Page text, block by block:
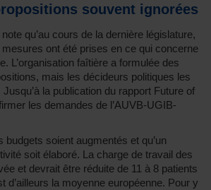
souvent ignorées
qu’au cours de la dernière législature,
ont été prises en ce qui concerne
L’organisation faîtière a formulée des
mais les décideurs politiques les
la publication du rapport Future of
les demandes de l’AUVB-UGIB-
budgets soient augmentés et qu’un
soit élaboré. La charge de travail des
et devrait être réduite de 11 à 8 patients
d’ailleurs la moyenne européenne. Pour y